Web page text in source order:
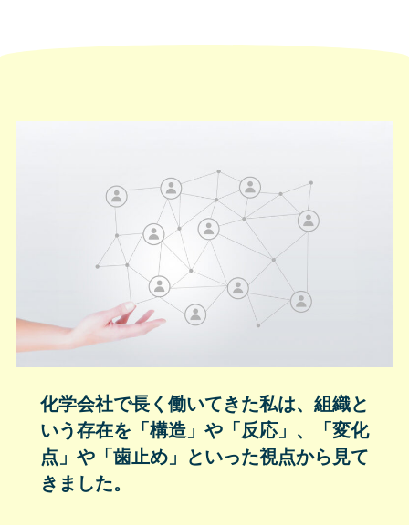
化学会社で長く働いてきた私は、組織と
いう存在を「構造」や「反応」、「変化
点」や「歯止め」といった視点から見て
きました。